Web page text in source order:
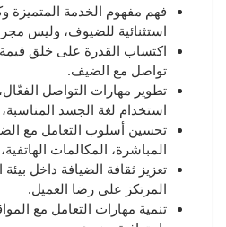
فهم مفهوم الخدمة المتميزة
استثنائية للضيوف، وليس
اكتساب القدرة على خلق
تواصل مع الضيف.
تطوير مهارات التواصل
استخدام لغة الجسد المناسبة،
تحسين أسلوب التعامل مع
المباشرة، المكالمات
تعزيز ثقافة الضيافة داخل
المرتكز على رضا العميل.
تنمية مهارات التعامل مع